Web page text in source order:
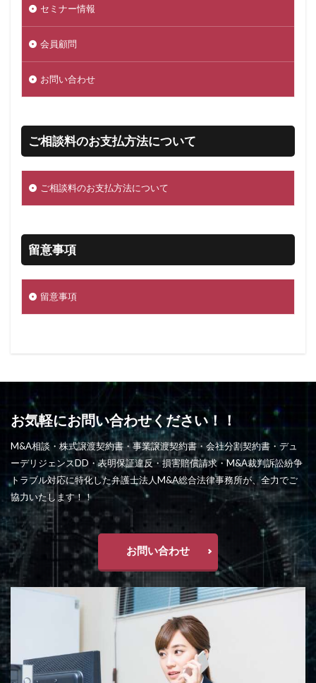
セミナー情報
会員顧問
お問い合わせ
ご相談料のお支払方法について
ご相談料のお支払方法について
留意事項
留意事項
お気軽にお問い合わせください！！
M&A相談・株式譲渡契約書・事業譲渡契約書・会社分割契約書・デュ
ーデリジェンスDD・表明保証違反・損害賠償請求・M&A裁判訴訟紛争
トラブル対応に特化した弁護士法人M&A総合法律事務所が、全力でご
協力いたします！！
お問い合わせ